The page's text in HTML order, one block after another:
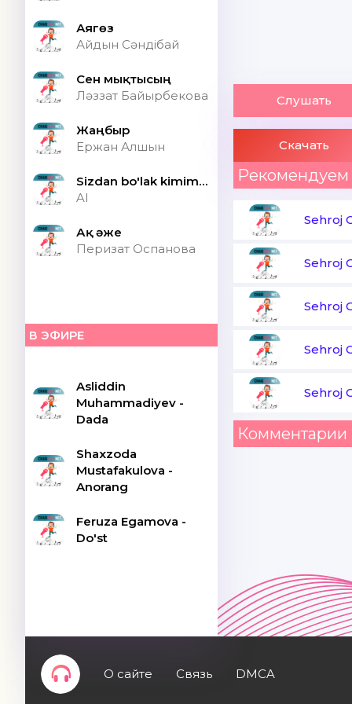
Аягөз
Айдын Сәндібай
Сен мықтысың
Ләззат Байырбекова
Жаңбыр
Ержан Алшын
Sizdan bo'lak kimim bor ONA (Speed up)
AI
Ақ әже
Перизат Оспанова
В ЭФИРЕ
Asliddin
Muhammadiyev -
Dada
Shaxzoda
Mustafakulova -
Anorang
Feruza Egamova -
Do'st
Слушать
Скачать
Рекомендуем
Sehroj
Sehroj
Sehroj
Sehroj
Sehroj
Комментарии
О сайте Связь DMCA